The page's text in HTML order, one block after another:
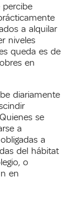
a alquilar
niveles
queda es de
en
diariamente
se
a
a
del hábitat
o
en